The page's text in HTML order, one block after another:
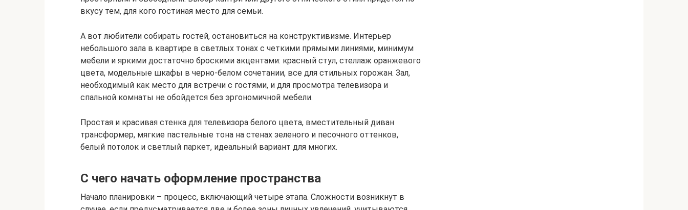
вкусу тем, для кого гостиная место для семьи.
А вот любители собирать гостей, остановиться на конструктивизме. Интерьер
небольшого зала в квартире в светлых тонах с четкими прямыми линиями, минимум
мебели и яркими достаточно броскими акцентами: красный стул, стеллаж оранжевого
цвета, модельные шкафы в черно-белом сочетании, все для стильных горожан. Зал,
необходимый как место для встречи с гостями, и для просмотра телевизора и
спальной комнаты не обойдется без эргономичной мебели.
Простая и красивая стенка для телевизора белого цвета, вместительный диван
трансформер, мягкие пастельные тона на стенах зеленого и песочного оттенков,
белый потолок и светлый паркет, идеальный вариант для многих.
С чего начать оформление пространства
Начало планировки – процесс, включающий четыре этапа. Сложности возникнут в